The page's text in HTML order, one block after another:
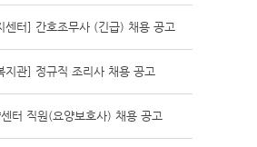
센터] 간호조무사 (긴급) 채용 공고
지관] 정규직 조리사 채용 공고
터 직원(요양보호사) 채용 공고